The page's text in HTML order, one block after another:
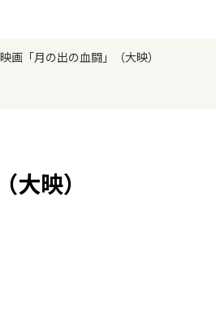
映画「月の出の血闘」（大映）
映）